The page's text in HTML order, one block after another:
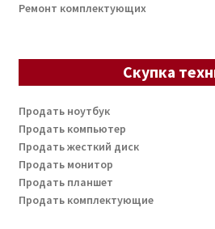
Ремонт комплектующих
Скупка
Продать ноутбук
Продать компьютер
Продать жесткий диск
Продать монитор
Продать планшет
Продать комплектующие